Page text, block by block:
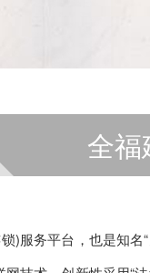
全
)服务平台，也是知